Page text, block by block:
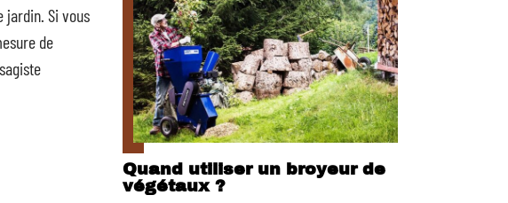
jardin. Si vous
de
Quand utiliser un broyeur de
végétaux ?